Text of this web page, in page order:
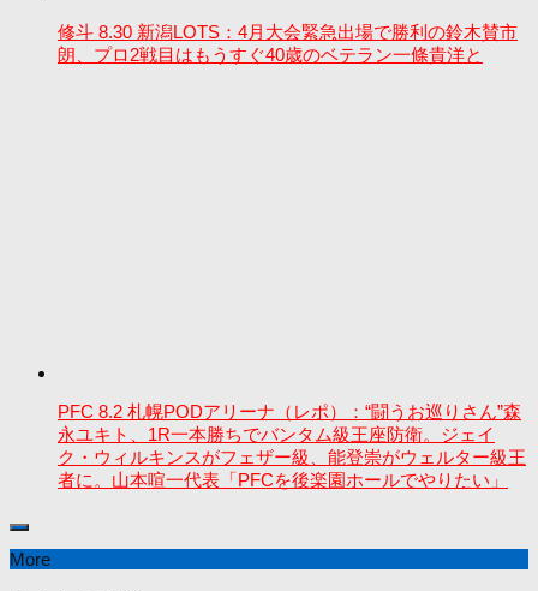
修斗 8.30 新潟LOTS：4月大会緊急出場で勝利の鈴木賛市
朗、プロ2戦目はもうすぐ40歳のベテラン一條貴洋と
PFC 8.2 札幌PODアリーナ（レポ）：“闘うお巡りさん”森
永ユキト、1R一本勝ちでバンタム級王座防衛。ジェイ
ク・ウィルキンスがフェザー級、能登崇がウェルター級王
者に。山本喧一代表「PFCを後楽園ホールでやりたい」
More